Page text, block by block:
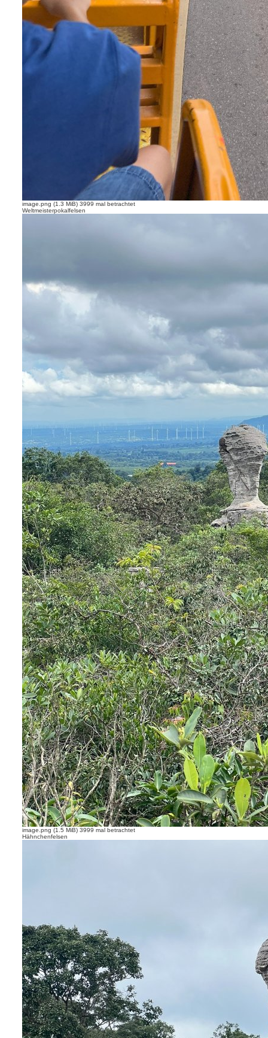
image.png (1.3 MiB) 3999 mal betrachtet
Weltmeisterpokalfelsen
image.png (1.5 MiB) 3999 mal betrachtet
Hähnchenfelsen